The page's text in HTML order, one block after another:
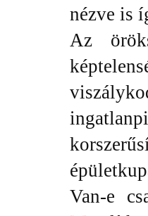
nézve is
Az
Van-e